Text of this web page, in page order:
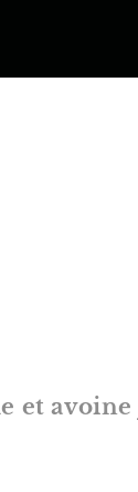
et avoine